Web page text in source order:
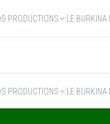
PRODUCTIONS LE BURKINA
PRODUCTIONS LE BURKINA